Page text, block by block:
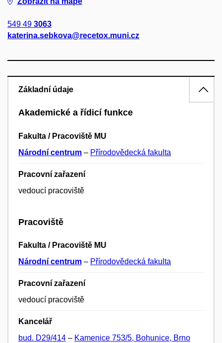
549 49 3063
katerina.sebkova@recetox.muni.cz
Základní údaje
Akademické a řídicí funkce
Fakulta / Pracoviště MU
Národní centrum – Přírodovědecká fakulta
Pracovní zařazení
vedoucí pracoviště
Pracoviště
Fakulta / Pracoviště MU
Národní centrum – Přírodovědecká fakulta
Pracovní zařazení
vedoucí pracoviště
Kancelář
bud. D29/414 – Kamenice 753/5, Bohunice, Brno